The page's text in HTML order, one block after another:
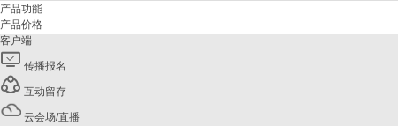
产品功能
产品价格
客户端
传播报名
互动留存
云会场/直播